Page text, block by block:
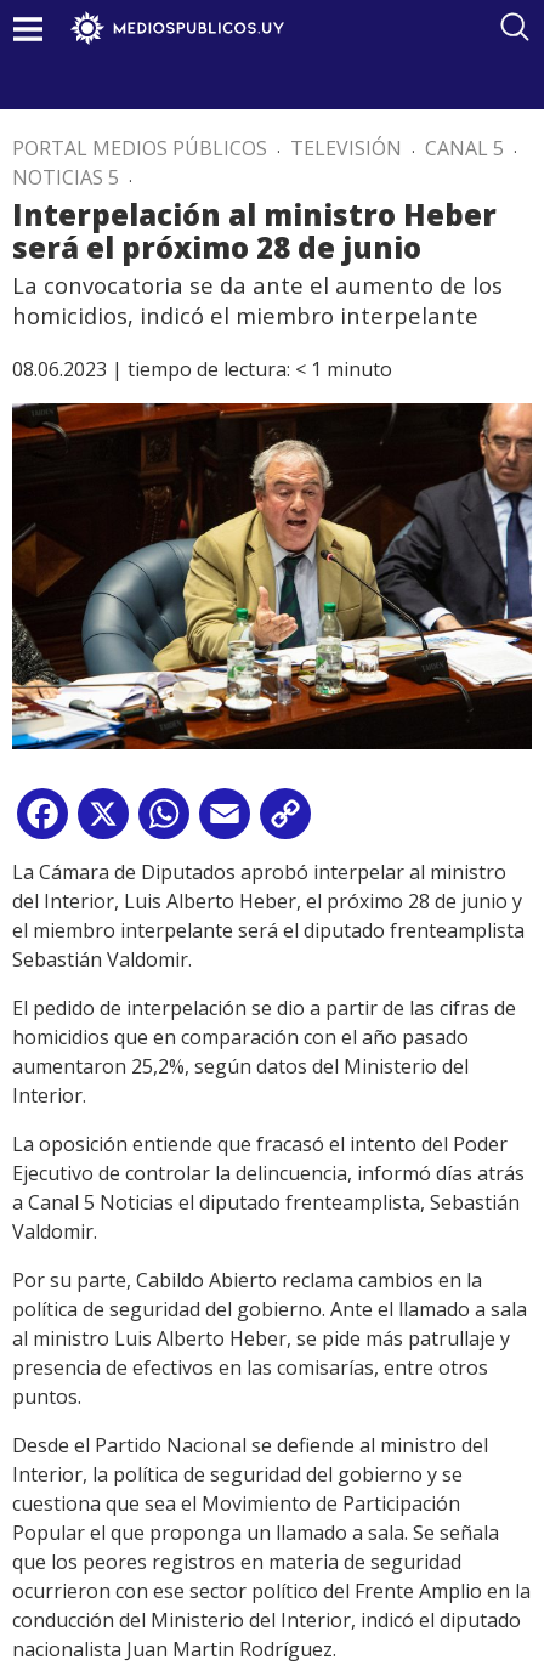
PORTAL MEDIOS PÚBLICOS . TELEVISIÓN . CANAL 5 .
NOTICIAS 5 .
Interpelación al ministro Heber
será el próximo 28 de junio
La convocatoria se da ante el aumento de los
homicidios, indicó el miembro interpelante
08.06.2023 | tiempo de lectura: < 1 minuto
Facebook
X WhatsApp
Email
Link
La Cámara de Diputados aprobó interpelar al ministro
del Interior, Luis Alberto Heber, el próximo 28 de junio y
el miembro interpelante será el diputado frenteamplista
Sebastián Valdomir.
El pedido de interpelación se dio a partir de las cifras de
homicidios que en comparación con el año pasado
aumentaron 25,2%, según datos del Ministerio del
Interior.
La oposición entiende que fracasó el intento del Poder
Ejecutivo de controlar la delincuencia, informó días atrás
a Canal 5 Noticias el diputado frenteamplista, Sebastián
Valdomir.
Por su parte, Cabildo Abierto reclama cambios en la
política de seguridad del gobierno. Ante el llamado a sala
al ministro Luis Alberto Heber, se pide más patrullaje y
presencia de efectivos en las comisarías, entre otros
puntos.
Desde el Partido Nacional se defiende al ministro del
Interior, la política de seguridad del gobierno y se
cuestiona que sea el Movimiento de Participación
Popular el que proponga un llamado a sala. Se señala
que los peores registros en materia de seguridad
ocurrieron con ese sector político del Frente Amplio en la
conducción del Ministerio del Interior, indicó el diputado
nacionalista Juan Martin Rodríguez.